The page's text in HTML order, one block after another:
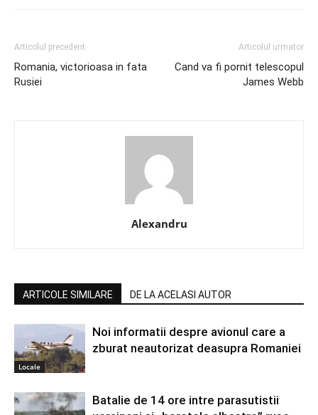
Articolul precedent
Romania, victorioasa in fata
Rusiei
Articolul urmator
Cand va fi pornit telescopul
James Webb
Alexandru
ARTICOLE SIMILARE DE LA ACELASI AUTOR
Locale
Noi informatii despre avionul care a
zburat neautorizat deasupra Romaniei
Batalie de 14 ore intre parasutistii